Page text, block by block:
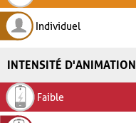
Individuel
INTENSITÉ D'ANIMATION
Faible